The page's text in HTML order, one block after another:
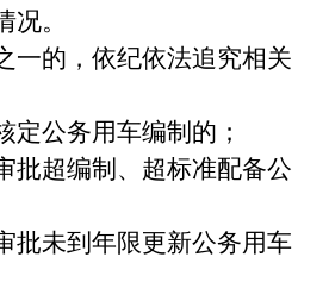
。
的，依纪依法追究相关
公务用车编制的；
超编制、超标准配备公
未到年限更新公务用车